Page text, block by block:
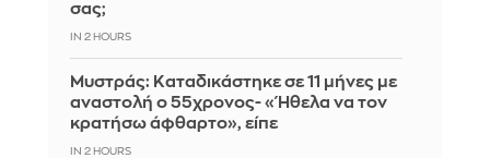
σας;
IN 2 HOURS
Μυστράς: Καταδικάστηκε σε 11 μήνες με
αναστολή ο 55χρονος- «Ήθελα να τον
κρατήσω άφθαρτο», είπε
IN 2 HOURS